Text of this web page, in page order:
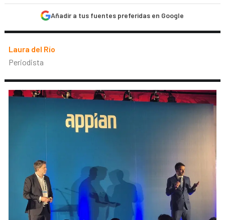
Añadir a tus fuentes preferidas en Google
Laura del Río
Periodista